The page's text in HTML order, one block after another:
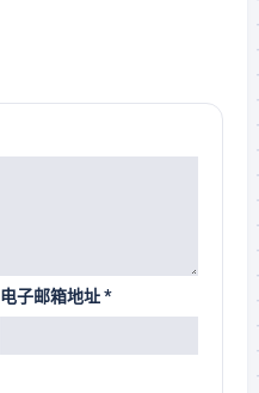
电子邮箱地址*